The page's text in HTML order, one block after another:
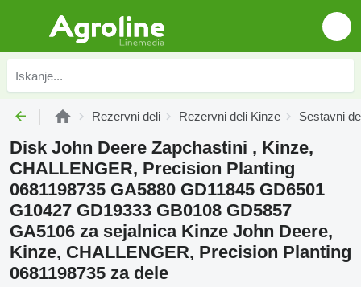
Rezervni deli Rezervni deli Kinze Sestavni
Disk John Deere Zapchastini , Kinze,
CHALLENGER, Precision Planting
0681198735 GA5880 GD11845 GD6501
G10427 GD19333 GB0108 GD5857
GA5106 za sejalnica Kinze John Deere,
Kinze, CHALLENGER, Precision Planting
0681198735 za dele